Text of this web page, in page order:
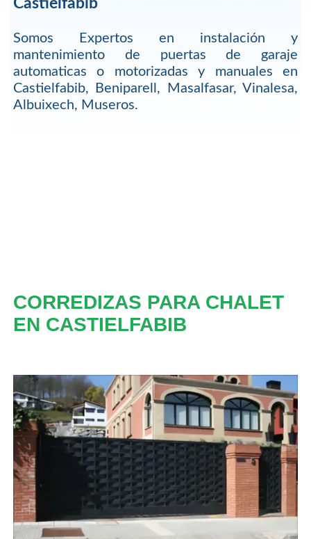
Castielfabib
Somos Expertos en instalación y
mantenimiento de puertas de garaje
automaticas o motorizadas y manuales en
Castielfabib, Beniparell, Masalfasar, Vinalesa,
Albuixech, Museros.
CORREDIZAS PARA CHALET
EN CASTIELFABIB